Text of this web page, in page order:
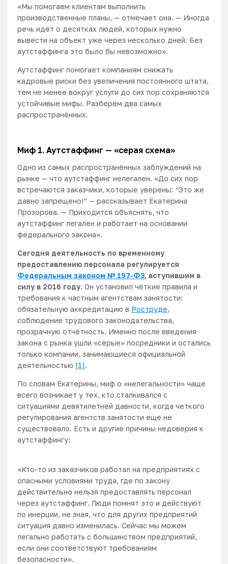
«Мы помогаем клиентам выполнить
производственные планы, — отмечает она. — Иногда
речь идёт о десятках людей, которых нужно
вывести на объект уже через несколько дней. Без
аутстаффинга это было бы невозможно».
Аутстаффинг помогает компаниям снижать
кадровые риски без увеличения постоянного штата,
тем не менее вокруг услуги до сих пор сохраняются
устойчивые мифы. Разберём два самых
распространённых.
Миф 1. Аутстаффинг — «серая схема»
Одно из самых распространённых заблуждений на
рынке — что аутстаффинг нелегален. «До сих пор
встречаются заказчики, которые уверены: “Это же
давно запрещено!” — рассказывает Екатерина
Прозорова. — Приходится объяснять, что
аутстаффинг легален и работает на основании
федерального закона».
Сегодня деятельность по временному
предоставлению персонала регулируется
Федеральным законом № 197-ФЗ, вступившим в
силу в 2016 году. Он установил чёткие правила и
требования к частным агентствам занятости:
обязательную аккредитацию в Роструде,
соблюдение трудового законодательства,
прозрачную отчётность. Именно после введения
закона с рынка ушли «серые» посредники и остались
только компании, занимающиеся официальной
деятельностью [1].
По словам Екатерины, миф о «нелегальности» чаще
всего возникает у тех, кто сталкивался с
ситуациями девятилетней давности, когда четкого
регулирования агентств занятости еще не
существовало. Есть и другие причины недоверия к
аутстаффингу:
«Кто-то из заказчиков работал на предприятиях с
опасными условиями труда, где по закону
действительно нельзя предоставлять персонал
через аутстаффинг. Люди помнят это и действуют
по инерции, не зная, что для других предприятий
ситуация давно изменилась. Сейчас мы можем
легально работать с большинством предприятий,
если они соответствуют требованиям
безопасности».